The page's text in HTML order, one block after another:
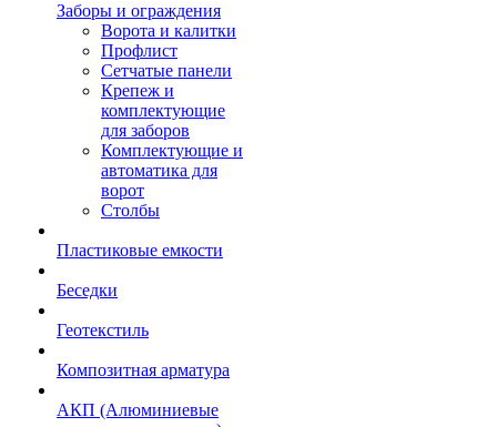
Заборы и ограждения
Ворота и калитки
Профлист
Сетчатые панели
Крепеж и
комплектующие
для заборов
Комплектующие и
автоматика для
ворот
Столбы
Пластиковые емкости
Беседки
Геотекстиль
Композитная арматура
АКП (Алюминиевые